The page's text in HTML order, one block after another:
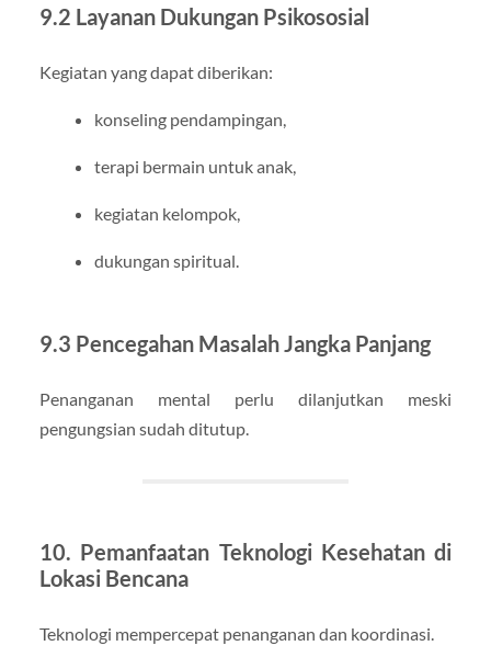
9.2 Layanan Dukungan Psikososial
Kegiatan yang dapat diberikan:
konseling pendampingan,
terapi bermain untuk anak,
kegiatan kelompok,
dukungan spiritual.
9.3 Pencegahan Masalah Jangka Panjang
Penanganan mental perlu dilanjutkan meski
pengungsian sudah ditutup.
10. Pemanfaatan Teknologi Kesehatan di
Lokasi Bencana
Teknologi mempercepat penanganan dan koordinasi.